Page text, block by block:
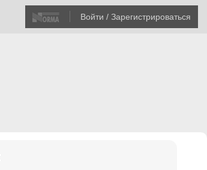
Войти / Зарегистрироваться